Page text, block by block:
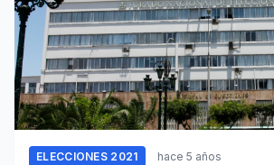
ELECCIONES 2021 hace 5 años